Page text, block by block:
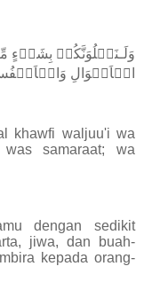
الۡاَمۡوَالِ
khawfi waljuu'i wa
samaraat; wa
dengan sedikit
jiwa, dan buah-
kepada orang-